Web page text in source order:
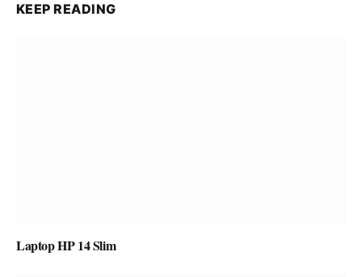
KEEP READING
Laptop HP 14 Slim